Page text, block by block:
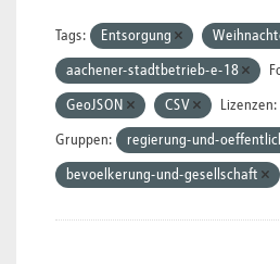
Tags: Entsorgung
aachener-stadtbetrieb-e-18
GeoJSON CSV Lizenzen:
Gruppen: regierung-und-
bevoelkerung-und-gesellschaft